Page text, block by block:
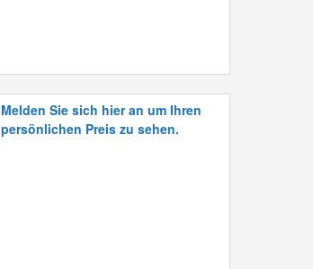
Melden Sie sich hier an um Ihren
persönlichen Preis zu sehen.